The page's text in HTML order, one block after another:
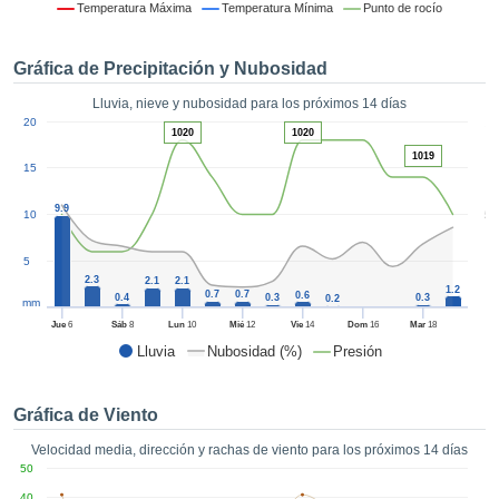
permite
coste.
el botón
ya sean
en
así como
un perfil
CONFIGURACIÓN
Temperatura Máxima Temperatura Mínima Punto de rocío
Gráfica de Precipitación y Nubosidad
Lluvia, nieve y nubosidad para los próximos 14 días
Lluvia Nubosidad (%) Presión
50
Jue 6 Sáb8 Lun 10 Mié 12 Vie 14 Dom16 Mar18
5
10
15
20
mm
9.9
2.3
0.4
2.1
2.1
0.7
0.7 0.3 0.6 0.2 0.3
1.2
1020 1020
1019
Gráfica de Viento
Velocidad media, dirección y rachas de viento para los próximos 14 días
50